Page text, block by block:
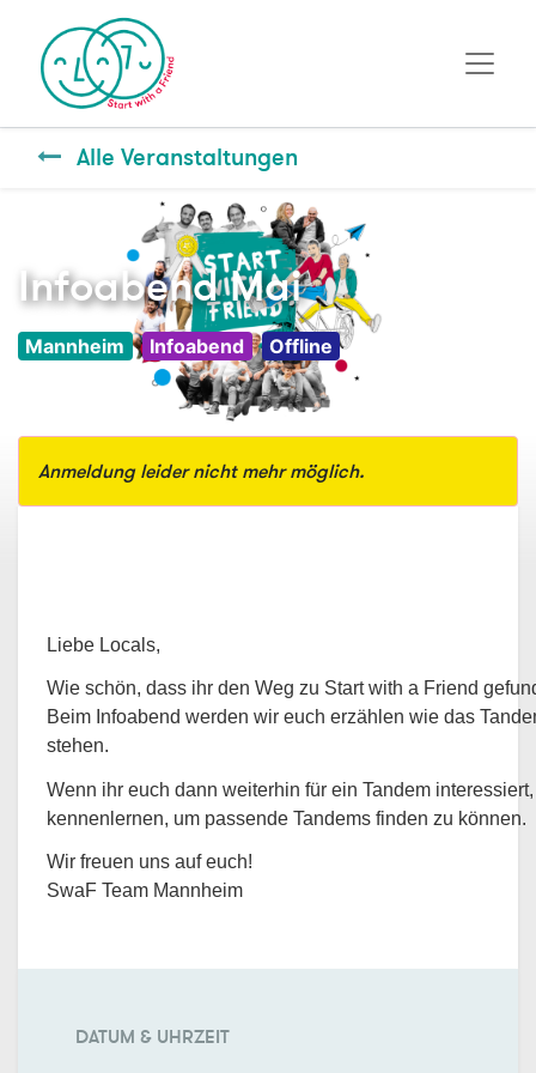
Alle Veranstaltungen
Infoabend Mai
Mannheim Infoabend Offline
Anmeldung leider nicht mehr möglich.
Liebe Locals,
Wie schön, dass ihr den Weg zu Start with a Friend
Beim Infoabend werden wir euch erzählen wie das
stehen.
Wenn ihr euch dann weiterhin für ein Tandem
kennenlernen, um passende Tandems finden zu können.
Wir freuen uns auf euch!
SwaF Team Mannheim
DATUM & UHRZEIT